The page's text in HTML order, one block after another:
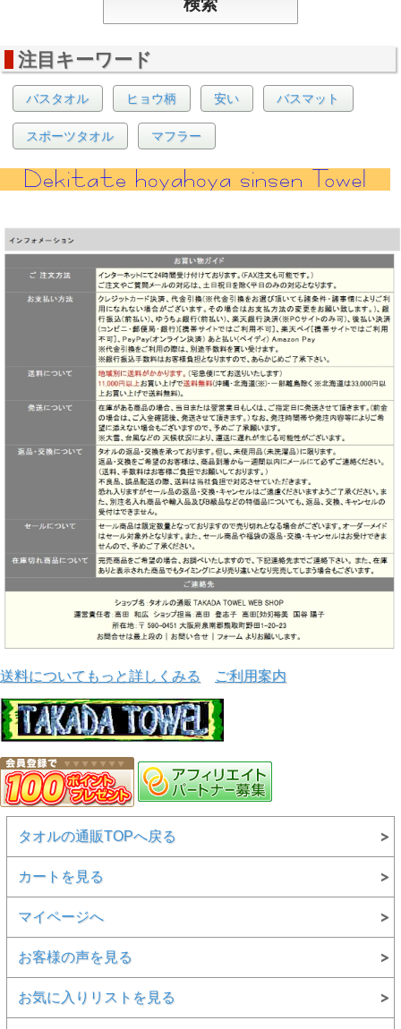
注目キーワード
バスタオル ヒョウ柄 安い バスマット
スポーツタオル マフラー
送料についてもっと詳しくみる ご利用案内
タオルの通販TOPへ戻る
カートを見る
マイページへ
お客様の声を見る
お気に入りリストを見る